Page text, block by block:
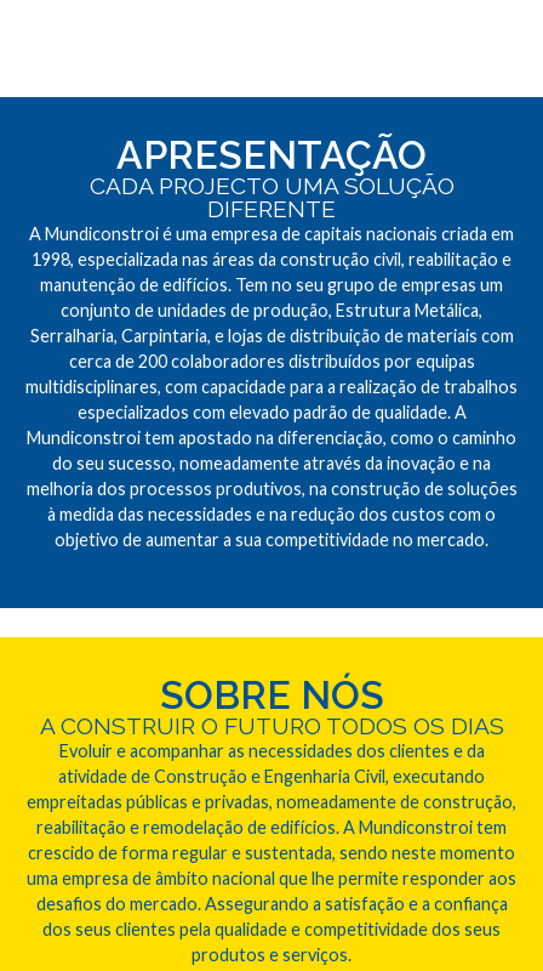
APRESENTAÇÃO
CADA PROJECTO UMA SOLUÇÃO
DIFERENTE
A Mundiconstroi é uma empresa de capitais nacionais criada em
1998, especializada nas áreas da construção civil, reabilitação e
manutenção de edifícios. Tem no seu grupo de empresas um
conjunto de unidades de produção, Estrutura Metálica,
Serralharia, Carpintaria, e lojas de distribuição de materiais com
cerca de 200 colaboradores distribuídos por equipas
multidisciplinares, com capacidade para a realização de trabalhos
especializados com elevado padrão de qualidade. A
Mundiconstroi tem apostado na diferenciação, como o caminho
do seu sucesso, nomeadamente através da inovação e na
melhoria dos processos produtivos, na construção de soluções
à medida das necessidades e na redução dos custos com o
objetivo de aumentar a sua competitividade no mercado.
SOBRE NÓS
A CONSTRUIR O FUTURO TODOS OS DIAS
Evoluir e acompanhar as necessidades dos clientes e da
atividade de Construção e Engenharia Civil, executando
empreitadas públicas e privadas, nomeadamente de construção,
reabilitação e remodelação de edifícios. A Mundiconstroi tem
crescido de forma regular e sustentada, sendo neste momento
uma empresa de âmbito nacional que lhe permite responder aos
desafios do mercado. Assegurando a satisfação e a confiança
dos seus clientes pela qualidade e competitividade dos seus
produtos e serviços.